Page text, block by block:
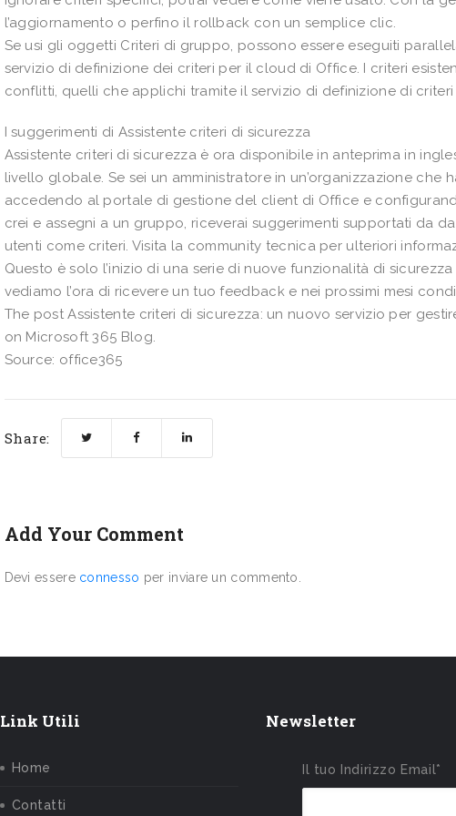
l’aggiornamento o perfino il rollback con un semplice clic.
Se usi gli oggetti Criteri di gruppo, possono essere eseguiti
servizio di definizione dei criteri per il cloud di Office. I criteri
conflitti, quelli che applichi tramite il servizio di definizione di
I suggerimenti di Assistente criteri di sicurezza
Assistente criteri di sicurezza è ora disponibile in anteprima in
livello globale. Se sei un amministratore in un’organizzazione che
accedendo al portale di gestione del client di Office e
crei e assegni a un gruppo, riceverai suggerimenti supportati da
utenti come criteri. Visita la community tecnica per ulteriori
Questo è solo l’inizio di una serie di nuove funzionalità di
vediamo l’ora di ricevere un tuo feedback e nei prossimi mesi
The post Assistente criteri di sicurezza: un nuovo servizio per
on Microsoft 365 Blog.
Source: office365
Share:
Add Your Comment
Devi essere connesso per inviare un commento.
Link Utili
Home
Contatti
Newsletter
Il tuo Indirizzo Email*